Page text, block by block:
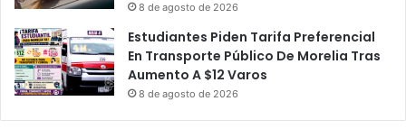
8 de agosto de 2026
Estudiantes Piden Tarifa Preferencial
En Transporte Público De Morelia Tras
Aumento A $12 Varos
8 de agosto de 2026